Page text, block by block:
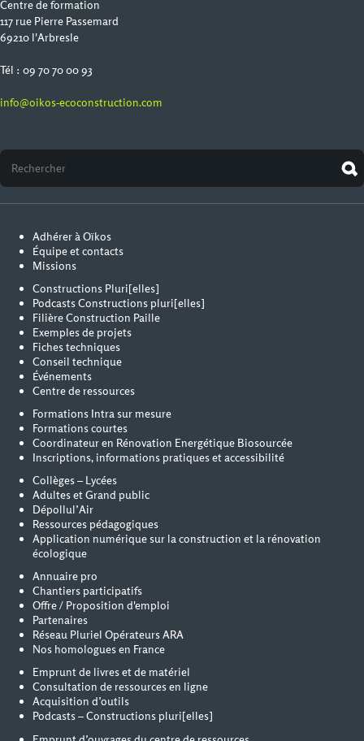
Centre de formation
117 rue Pierre Passemard
69210 l'Arbresle
Tél : 09 70 70 00 93
info@oikos-ecoconstruction.com
Adhérer à Oïkos
Équipe et contacts
Missions
Constructions Pluri[elles]
Podcasts Constructions pluri[elles]
Filière Construction Paille
Exemples de projets
Fiches techniques
Conseil technique
Événements
Centre de ressources
Formations Intra sur mesure
Formations courtes
Coordinateur en Rénovation Energétique Biosourcée
Inscriptions, informations pratiques et accessibilité
Collèges – Lycées
Adultes et Grand public
Dépollul’Air
Ressources pédagogiques
Application numérique sur la construction et la rénovation
écologique
Annuaire pro
Chantiers participatifs
Offre / Proposition d'emploi
Partenaires
Réseau Pluriel Opérateurs ARA
Nos homologues en France
Emprunt de livres et de matériel
Consultation de ressources en ligne
Acquisition d’outils
Podcasts – Constructions pluri[elles]